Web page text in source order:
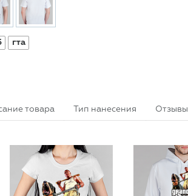
гта
товара Тип нанесения Отзывы